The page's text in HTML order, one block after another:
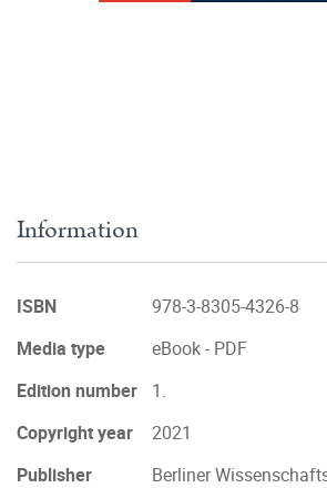
Information
ISBN
978-3-8305-4326-8
Media type
eBook - PDF
Edition number
1.
Copyright year
2021
Publisher
Berliner